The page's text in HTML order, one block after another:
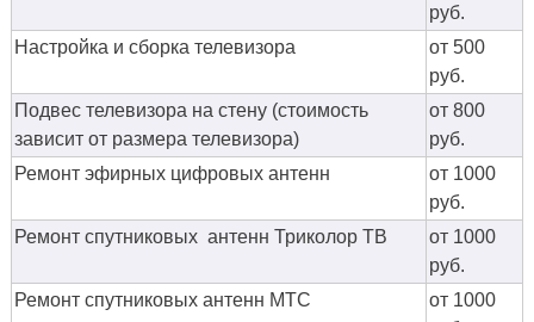
руб.
Настройка и сборка телевизора
от 500
руб.
Подвес телевизора на стену (стоимость
зависит от размера телевизора)
от 800
руб.
Ремонт эфирных цифровых антенн
от 1000
руб.
Ремонт спутниковых антенн Триколор ТВ
от 1000
руб.
Ремонт спутниковых антенн МТС
от 1000